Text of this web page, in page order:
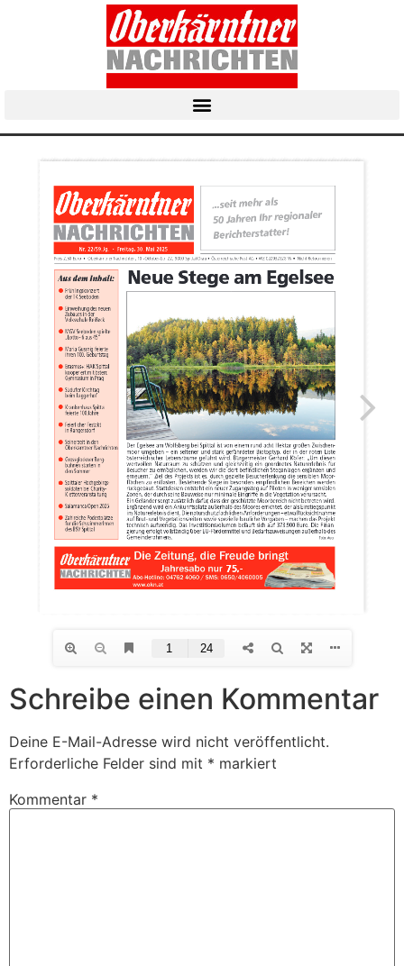
Schreibe einen Kommentar
Deine E-Mail-Adresse wird nicht veröffentlicht.
Erforderliche Felder sind mit * markiert
Kommentar *